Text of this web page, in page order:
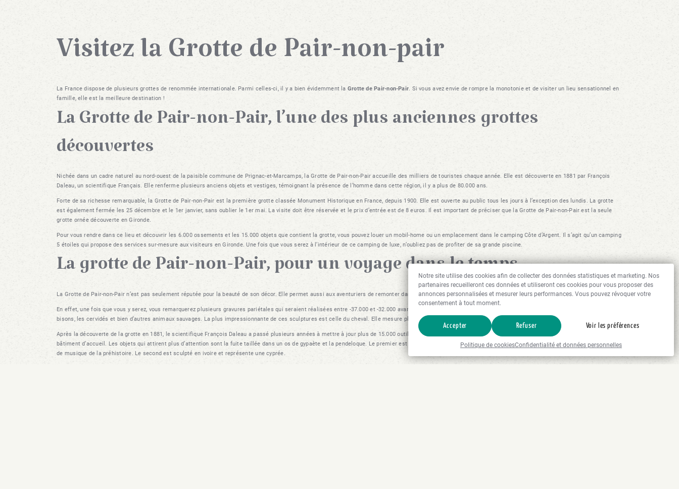
Notre site utilise des cookies afin de collecter des données statistiques et marketing. Nos
partenaires recueilleront ces données et utiliseront ces cookies pour vous proposer des
annonces personnalisées et mesurer leurs performances. Vous pouvez révoquer votre
consentement à tout moment.
Accepter Refuser Voir les préférences
Politique de cookiesConfidentialité et données personnelles
Visitez la Grotte de Pair-non-pair
La France dispose de plusieurs grottes de renommée internationale. Parmi celles-ci, il y a bien évidemment la Grotte de Pair-non-Pair. Si vous avez envie de rompre la monotonie et de visiter un lieu sensationnel en
famille, elle est la meilleure destination !
La Grotte de Pair-non-Pair, l’une des plus anciennes grottes
découvertes
Nichée dans un cadre naturel au nord-ouest de la paisible commune de Prignac-et-Marcamps, la Grotte de Pair-non-Pair accueille des milliers de touristes chaque année. Elle est découverte en 1881 par François
Daleau, un scientifique Français. Elle renferme plusieurs anciens objets et vestiges, témoignant la présence de l’homme dans cette région, il y a plus de 80.000 ans.
Forte de sa richesse remarquable, la Grotte de Pair-non-Pair est la première grotte classée Monument Historique en France, depuis 1900. Elle est ouverte au public tous les jours à l’exception des lundis. La grotte
est également fermée les 25 décembre et le 1er janvier, sans oublier le 1er mai. La visite doit être réservée et le prix d’entrée est de 8 euros. Il est important de préciser que la Grotte de Pair-non-Pair est la seule
grotte ornée découverte en Gironde.
Pour vous rendre dans ce lieu et découvrir les 6.000 ossements et les 15.000 objets que contient la grotte, vous pouvez louer un mobil-home ou un emplacement dans le camping Côte d’Argent. Il s’agit qu’un camping
5 étoiles qui propose des services sur-mesure aux visiteurs en Gironde. Une fois que vous serez à l’intérieur de ce camping de luxe, n’oubliez pas de profiter de sa grande piscine.
La grotte de Pair-non-Pair, pour un voyage dans le temps
La Grotte de Pair-non-Pair n’est pas seulement réputée pour la beauté de son décor. Elle permet aussi aux aventuriers de remonter dans le temps et de comprendre comment vivaient les hommes de la préhistoire.
En effet, une fois que vous y serez, vous remarquerez plusieurs gravures pariétales qui seraient réalisées entre -37.000 et -32.000 avant Jésus-Christ. Ces ciselures représentent les mammouths, les bouquetins, les
bisons, les cervidés et bien d’autres animaux sauvages. La plus impressionnante de ces sculptures est celle du cheval. Elle mesure plus de 2,50 mètres de long.
Après la découverte de la grotte en 1881, le scientifique François Daleau a passé plusieurs années à mettre à jour plus de 15.000 outils en ivoire et en silex. Tous ces objets sont exposés depuis 2008 dans un
bâtiment d’accueil. Les objets qui attirent plus d’attention sont la fuite taillée dans un os de gypaète et la pendeloque. Le premier est considéré par les archéologues comme étant l’un des plus anciens instruments
de musique de la préhistoire. Le second est sculpté en ivoire et représente une cyprée.